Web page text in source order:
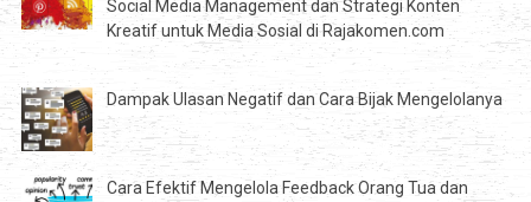
Social Media Management dan Strategi Konten
Kreatif untuk Media Sosial di Rajakomen.com
Dampak Ulasan Negatif dan Cara Bijak Mengelolanya
Cara Efektif Mengelola Feedback Orang Tua dan